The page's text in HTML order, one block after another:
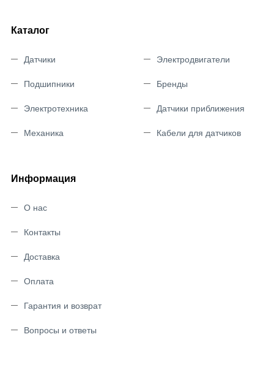
Каталог
Датчики
Подшипники
Электротехника
Механика
Электродвигатели
Бренды
Датчики приближения
Кабели для датчиков
Информация
О нас
Контакты
Доставка
Оплата
Гарантия и возврат
Вопросы и ответы